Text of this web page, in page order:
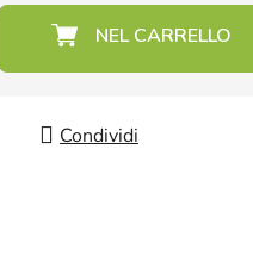
Condividi